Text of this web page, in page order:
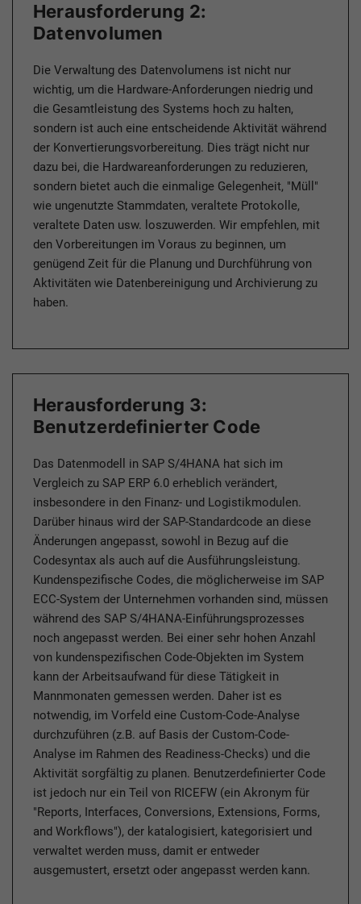
Herausforderung 2:
Datenvolumen
Die Verwaltung des Datenvolumens ist nicht nur
wichtig, um die Hardware-Anforderungen niedrig und
die Gesamtleistung des Systems hoch zu halten,
sondern ist auch eine entscheidende Aktivität während
der Konvertierungsvorbereitung. Dies trägt nicht nur
dazu bei, die Hardwareanforderungen zu reduzieren,
sondern bietet auch die einmalige Gelegenheit, "Müll"
wie ungenutzte Stammdaten, veraltete Protokolle,
veraltete Daten usw. loszuwerden. Wir empfehlen, mit
den Vorbereitungen im Voraus zu beginnen, um
genügend Zeit für die Planung und Durchführung von
Aktivitäten wie Datenbereinigung und Archivierung zu
haben.
Herausforderung 3:
Benutzerdefinierter Code
Das Datenmodell in SAP S/4HANA hat sich im
Vergleich zu SAP ERP 6.0 erheblich verändert,
insbesondere in den Finanz- und Logistikmodulen.
Darüber hinaus wird der SAP-Standardcode an diese
Änderungen angepasst, sowohl in Bezug auf die
Codesyntax als auch auf die Ausführungsleistung.
Kundenspezifische Codes, die möglicherweise im SAP
ECC-System der Unternehmen vorhanden sind, müssen
während des SAP S/4HANA-Einführungsprozesses
noch angepasst werden. Bei einer sehr hohen Anzahl
von kundenspezifischen Code-Objekten im System
kann der Arbeitsaufwand für diese Tätigkeit in
Mannmonaten gemessen werden. Daher ist es
notwendig, im Vorfeld eine Custom-Code-Analyse
durchzuführen (z.B. auf Basis der Custom-Code-
Analyse im Rahmen des Readiness-Checks) und die
Aktivität sorgfältig zu planen. Benutzerdefinierter Code
ist jedoch nur ein Teil von RICEFW (ein Akronym für
"Reports, Interfaces, Conversions, Extensions, Forms,
and Workflows"), der katalogisiert, kategorisiert und
verwaltet werden muss, damit er entweder
ausgemustert, ersetzt oder angepasst werden kann.